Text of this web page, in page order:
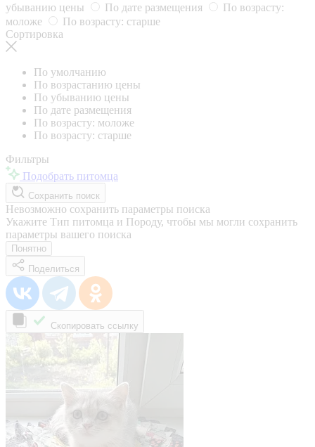
убыванию цены
По дате размещения
По возрасту:
моложе
По возрасту: старше
Сортировка
По умолчанию
По возрастанию цены
По убыванию цены
По дате размещения
По возрасту: моложе
По возрасту: старше
Фильтры
Подобрать питомца
Сохранить поиск
Невозможно сохранить параметры поиска
Укажите Тип питомца и Породу, чтобы мы могли сохранить
параметры вашего поиска
Понятно
Поделиться
Скопировать ссылку